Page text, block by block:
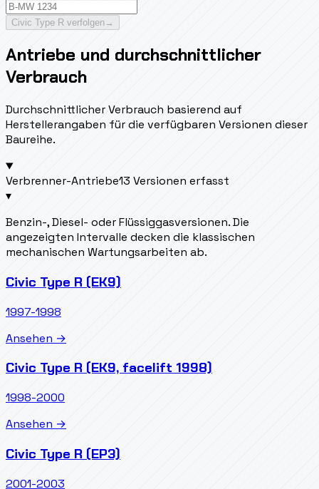
Civic Type R verfolgen →
Antriebe und durchschnittlicher
Verbrauch
Durchschnittlicher Verbrauch basierend auf
Herstellerangaben für die verfügbaren Versionen dieser
Baureihe.
Verbrenner-Antriebe13 Versionen erfasst
▾
Benzin-, Diesel- oder Flüssiggasversionen. Die
angezeigten Intervalle decken die klassischen
mechanischen Wartungsarbeiten ab.
Civic Type R (EK9)
1997-1998
Ansehen →
Civic Type R (EK9, facelift 1998)
1998-2000
Ansehen →
Civic Type R (EP3)
2001-2003